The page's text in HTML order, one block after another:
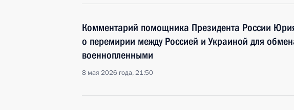
Комментарий помощника Президента России
о перемирии между Россией и Украиной для
военнопленными
8 мая 2026 года, 21:50